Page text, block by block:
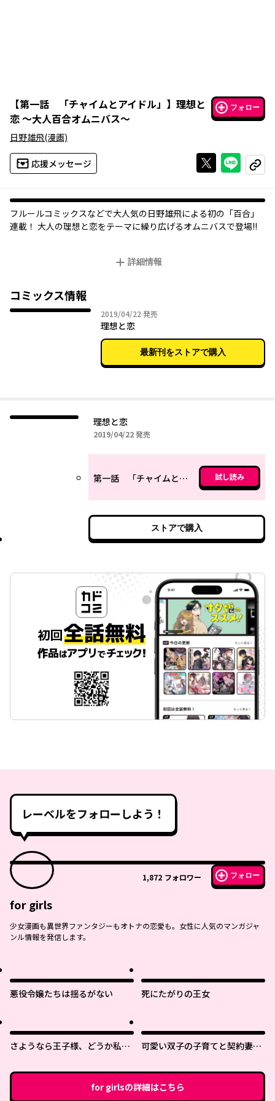
【第一話 「チャイムとアイドル」 】 理想と
恋 ～大人百合オムニバス～
フォロー
日野雄飛(漫画)
応援メッセージ Xで投稿する
ライン
コピー
フルールコミックスなどで大人気の日野雄飛による初の「百合」
連載！ 大人の理想と恋をテーマに繰り広げるオムニバスで登場!!
詳細情報
コミックス情報
2019/04/22 2019年04月22日
発売
理想と恋
最新刊をストアで購入
理想と恋
2019/04/222019年04月22日
発売
第一話 「チャイムとアイドル」 試し読み
ストアで購入
レーベルをフォローしよう！
1,872 フォロワー フォロー
for girls
少女漫画も異世界ファンタジーもオトナの恋愛も。女性に人気のマンガジャ
ンル情報を発信します。
悪役令嬢たちは揺るがない 死にたがりの王女
さようなら王子様、どうか私の
可愛い双子の子育てと契約妻は
for girlsの詳細はこちら